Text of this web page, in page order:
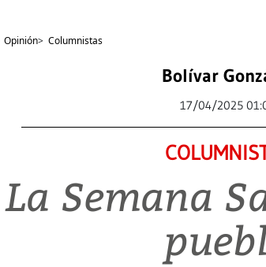
Opinión> Columnistas
Bolívar
17/04/2025
La Semana